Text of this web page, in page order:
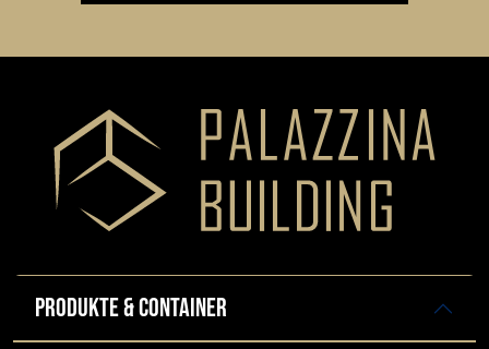
PRODUKTE & CONTAINER